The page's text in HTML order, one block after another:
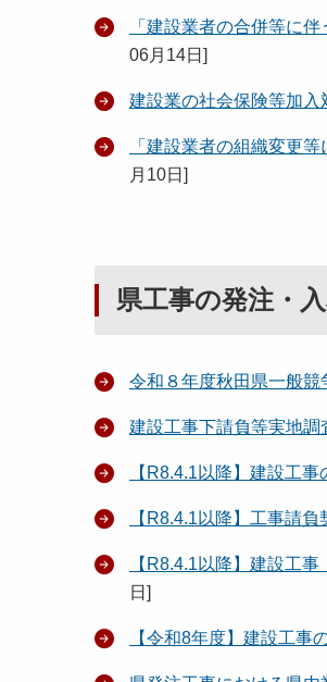
「建設業者の合併等に
06月14日 ]
建設業の社会保険等加入
「建設業者の組織変更
月10日 ]
県工事の発注・
令和８年度秋田県一般
建設工事下請負等実地調
【R8.4.1以降】建設工
【R8.4.1以降】工事請
【R8.4.1以降】建設工
日 ]
【令和8年度】建設工事